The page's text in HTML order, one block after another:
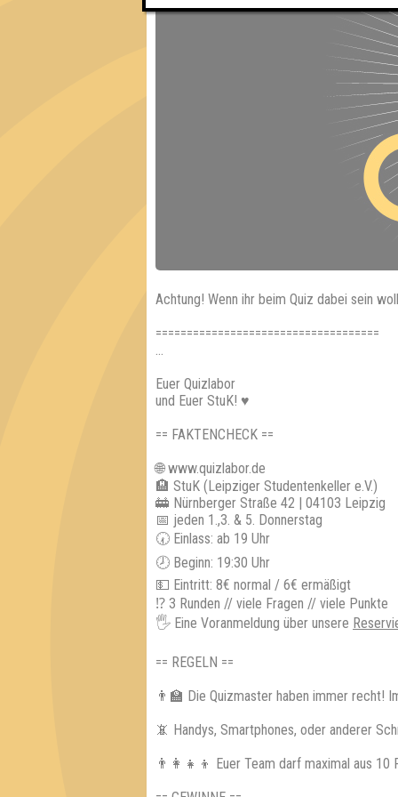
Achtung! Wenn ihr beim Quiz dabei sein
====================================
...
Euer Quizlabor
und Euer StuK! ♥
== FAKTENCHECK ==
🌐 www.quizlabor.de
🏨 StuK (Leipziger Studentenkeller e.V.)
🚋 Nürnberger Straße 42 | 04103 Leipzig
📅 jeden 1.,3. & 5. Donnerstag
🕢 Einlass: ab 19 Uhr
🕗 Beginn: 19:30 Uhr
💵 Eintritt: 8€ normal / 6€ ermäßigt
⁉ 3 Runden // viele Fragen // viele Punkte
🖐️ Eine Voranmeldung über unsere
== REGELN ==
👨‍🏫 Die Quizmaster haben immer recht!
📵 Handys, Smartphones, oder anderer
👨‍👩‍👧‍👦 Euer Team darf maximal aus 10